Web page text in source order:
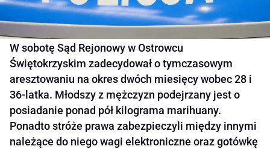
W sobotę Sąd Rejonowy w Ostrowcu
Świętokrzyskim zadecydował o tymczasowym
aresztowaniu na okres dwóch miesięcy wobec 28 i
36-latka. Młodszy z mężczyzn podejrzany jest o
posiadanie ponad pół kilograma marihuany.
Ponadto stróże prawa zabezpieczyli między innymi
należące do niego wagi elektroniczne oraz gotówkę